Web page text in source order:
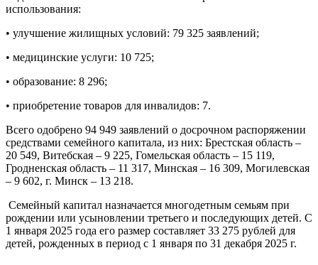
использования:
• улучшение жилищных условий: 79 325 заявлений;
• медицинские услуги: 10 725;
• образование: 8 296;
• приобретение товаров для инвалидов: 7.
Всего одобрено 94 949 заявлений о досрочном распоряжении
средствами семейного капитала, из них: Брестская область –
20 549, Витебская – 9 225, Гомельская область – 15 119,
Гродненская область – 11 317, Минская – 16 309, Могилевская
– 9 602, г. Минск – 13 218.
Семейный капитал назначается многодетным семьям при
рождении или усыновлении третьего и последующих детей. С
1 января 2025 года его размер составляет 33 275 рублей для
детей, рожденных в период с 1 января по 31 декабря 2025 г.